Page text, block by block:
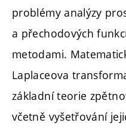
problémy analýzy
a přechodových
metodami.
Laplaceova
základní teorie
včetně vyšetřování